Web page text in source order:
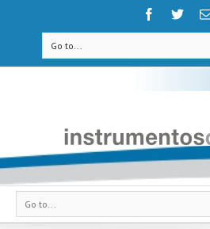
Go to...
Go to...